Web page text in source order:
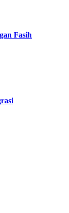
Fasih